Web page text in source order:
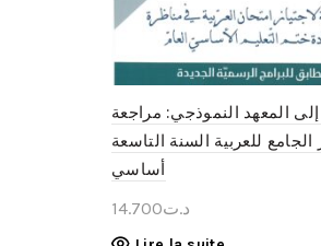
المعهد النموذجي: مراجعة
الجامع للعربية السنة التاسعة
أساسي
د.ت14.700